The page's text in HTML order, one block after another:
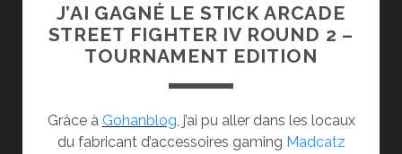
J’AI GAGNÉ LE STICK ARCADE
STREET FIGHTER IV ROUND 2 –
TOURNAMENT EDITION
Grâce à Gohanblog, j’ai pu aller dans les locaux
du fabricant d’accessoires gaming Madcatz